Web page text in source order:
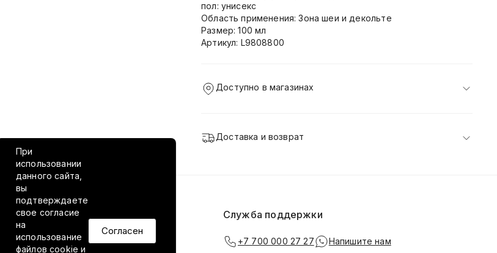
пол: унисекс
Область применения: Зона шеи и декольте
Размер: 100 мл
Артикул: L9808800
Доступно в магазинах
Доставка и возврат
При
использовании
данного сайта,
вы
подтверждаете
свое согласие
на
использование
файлов cookie и
Согласен
VILED в соцсетях Служба поддержки
+7 700 000 27 27 Напишите нам